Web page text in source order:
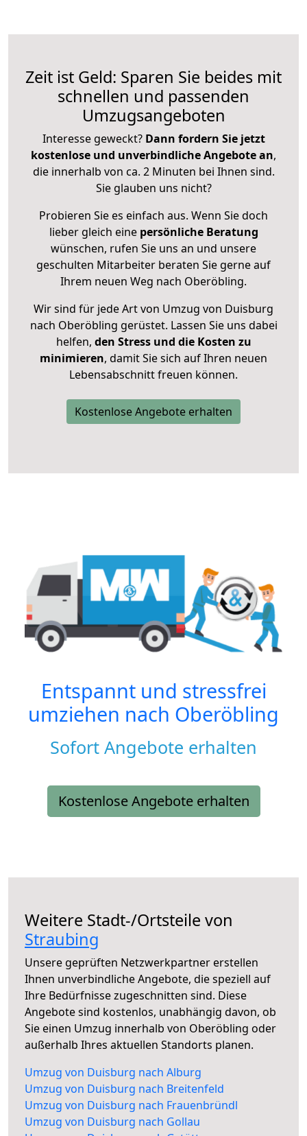
Zeit ist Geld: Sparen Sie beides mit
schnellen und passenden
Umzugsangeboten
Interesse geweckt? Dann fordern Sie jetzt
kostenlose und unverbindliche Angebote an,
die innerhalb von ca. 2 Minuten bei Ihnen sind.
Sie glauben uns nicht?
Probieren Sie es einfach aus. Wenn Sie doch
lieber gleich eine persönliche Beratung
wünschen, rufen Sie uns an und unsere
geschulten Mitarbeiter beraten Sie gerne auf
Ihrem neuen Weg nach Oberöbling.
Wir sind für jede Art von Umzug von Duisburg
nach Oberöbling gerüstet. Lassen Sie uns dabei
helfen, den Stress und die Kosten zu
minimieren, damit Sie sich auf Ihren neuen
Lebensabschnitt freuen können.
Kostenlose Angebote erhalten
Entspannt und stressfrei
umziehen nach Oberöbling
Sofort Angebote erhalten
Kostenlose Angebote erhalten
Weitere Stadt-/Ortsteile von
Straubing
Unsere geprüften Netzwerkpartner erstellen
Ihnen unverbindliche Angebote, die speziell auf
Ihre Bedürfnisse zugeschnitten sind. Diese
Angebote sind kostenlos, unabhängig davon, ob
Sie einen Umzug innerhalb von Oberöbling oder
außerhalb Ihres aktuellen Standorts planen.
Umzug von Duisburg nach Alburg
Umzug von Duisburg nach Breitenfeld
Umzug von Duisburg nach Frauenbründl
Umzug von Duisburg nach Gollau